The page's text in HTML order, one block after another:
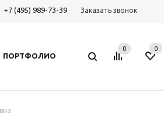
+7 (495) 989-73-39 Заказать звонок
ПОРТФОЛИО
0 0